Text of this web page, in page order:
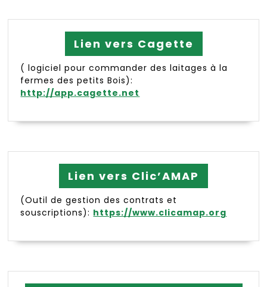
Lien vers Cagette
( logiciel pour commander des laitages à la
fermes des petits Bois):
http://app.cagette.net
Lien vers Clic’AMAP
(Outil de gestion des contrats et
souscriptions): https://www.clicamap.org